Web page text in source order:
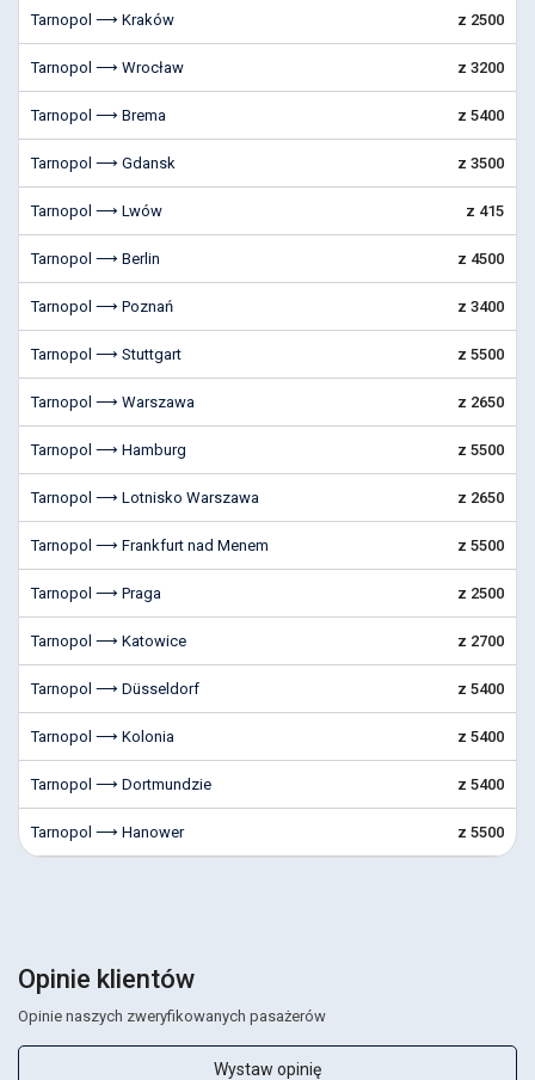
Tarnopol ⟶ Kraków z 2500
Tarnopol ⟶ Wrocław z 3200
Tarnopol ⟶ Brema z 5400
Tarnopol ⟶ Gdansk z 3500
Tarnopol ⟶ Lwów z 415
Tarnopol ⟶ Berlin z 4500
Tarnopol ⟶ Poznań z 3400
Tarnopol ⟶ Stuttgart z 5500
Tarnopol ⟶ Warszawa z 2650
Tarnopol ⟶ Hamburg z 5500
Tarnopol ⟶ Lotnisko Warszawa z 2650
Tarnopol ⟶ Frankfurt nad Menem z 5500
Tarnopol ⟶ Praga z 2500
Tarnopol ⟶ Katowice z 2700
Tarnopol ⟶ Düsseldorf z 5400
Tarnopol ⟶ Kolonia z 5400
Tarnopol ⟶ Dortmundzie z 5400
Tarnopol ⟶ Hanower z 5500
Opinie klientów
Opinie naszych zweryfikowanych pasażerów
Wystaw opinię